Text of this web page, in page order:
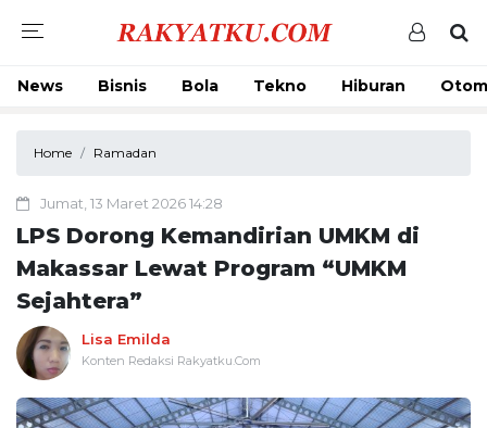
News Bisnis Bola Tekno Hiburan
Home Ramadan
Jumat, 13 Maret 2026 14:28
LPS Dorong Kemandirian UMKM di
Makassar Lewat Program “UMKM
Sejahtera”
Lisa Emilda
Konten Redaksi Rakyatku.Com